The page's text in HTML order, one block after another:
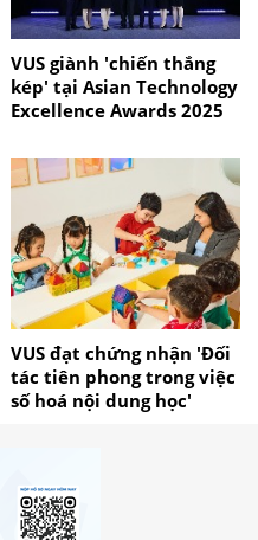
VUS giành 'chiến thắng
kép' tại Asian Technology
Excellence Awards 2025
VUS đạt chứng nhận 'Đối
tác tiên phong trong việc
số hoá nội dung học'